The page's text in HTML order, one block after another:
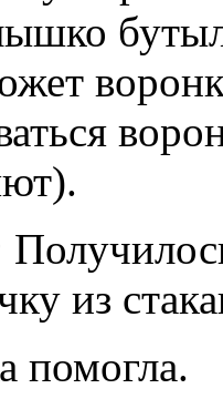
из
помогла.